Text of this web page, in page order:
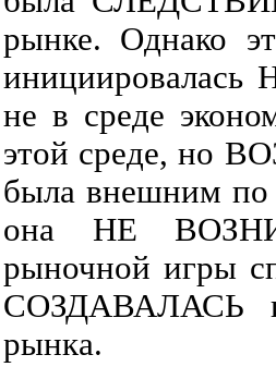
рынке. Однако
не в среде
этой среде, но
была внешним
она НЕ
рыночной игры
СОЗДАВАЛАСЬ и
рынка.